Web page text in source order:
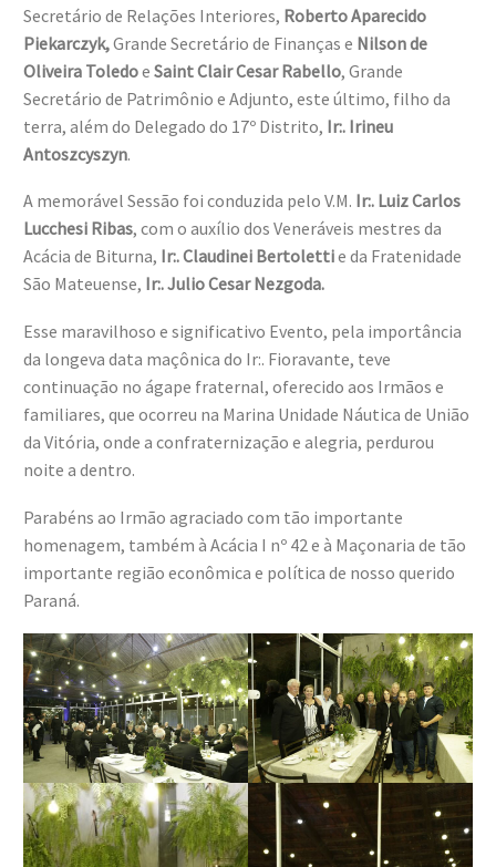
Secretário de Relações Interiores, Roberto Aparecido
Piekarczyk,Grande Secretário de Finanças e Nilson de
Oliveira Toledoe Saint Clair Cesar Rabello, Grande
Secretário de Patrimônio e Adjunto, este último, filho da
terra, além do Delegado do 17º Distrito, Ir:. Irineu
Antoszcyszyn.
A memorável Sessão foi conduzida pelo V.M. Ir:. Luiz Carlos
Lucchesi Ribas, com o auxílio dos Veneráveis mestres da
Acácia de Biturna, Ir:. Claudinei Bertolettie da Fratenidade
São Mateuense, Ir:. Julio Cesar Nezgoda.
Esse maravilhoso e significativo Evento, pela importância
da longeva data maçônica do Ir:. Fioravante, teve
continuação no ágape fraternal, oferecido aos Irmãos e
familiares, que ocorreu na Marina Unidade Náutica de União
da Vitória, onde a confraternização e alegria, perdurou
noite a dentro.
Parabéns ao Irmão agraciado com tão importante
homenagem, também à Acácia I nº 42 e à Maçonaria de tão
importante região econômica e política de nosso querido
Paraná.